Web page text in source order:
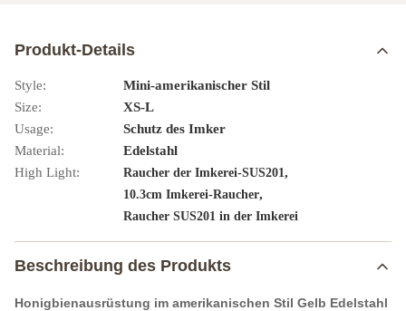
Produkt-Details
Style:
Mini-amerikanischer Stil
Size:
XS-L
Usage:
Schutz des Imker
Material:
Edelstahl
High Light:
Raucher der Imkerei-SUS201,
10.3cm Imkerei-Raucher,
Raucher SUS201 in der Imkerei
Beschreibung des Produkts
Honigbienausrüstung im amerikanischen Stil Gelb Edelstahl